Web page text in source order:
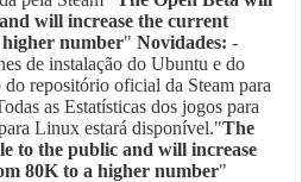
will increase the current
number" Novidades: -
de instalação do Ubuntu e do
repositório oficial da Steam para
as Estatísticas dos jogos para
Linux estará disponível."The
to the public and will increase
80K to a higher number"